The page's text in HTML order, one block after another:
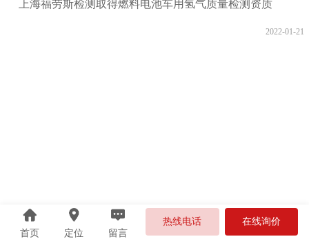
上海福劳斯检测取得燃料电池车用氢气质量检测资质
2022-01-21
首页 定位 留言
热线电话 在线询价